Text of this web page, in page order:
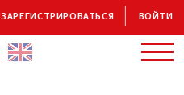
ЗАРЕГИСТРИРОВАТЬСЯ ВОЙТИ